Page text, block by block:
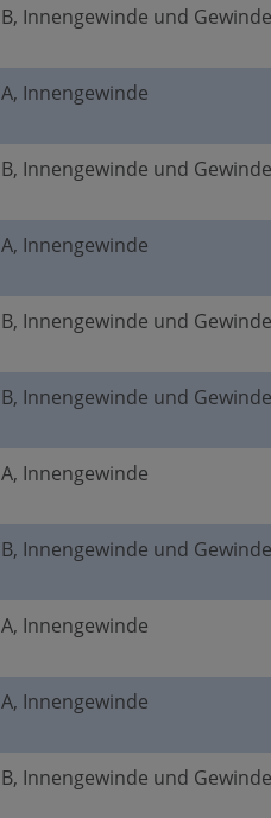
B, Innengewinde und
A, Innengewinde
B, Innengewinde und
A, Innengewinde
B, Innengewinde und
B, Innengewinde und
A, Innengewinde
B, Innengewinde und
A, Innengewinde
A, Innengewinde
B, Innengewinde und